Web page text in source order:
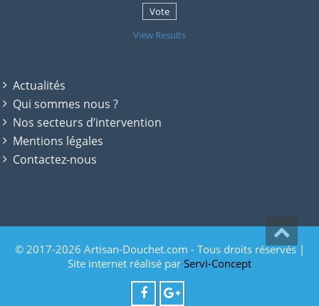
View Results
Actualités
Qui sommes nous ?
Nos secteurs d’intervention
Mentions légales
Contactez-nous
© 2017-2026 Artisan-Douchet.com - Tous droits réservés |
Site internet réalisé par Servi-Concept